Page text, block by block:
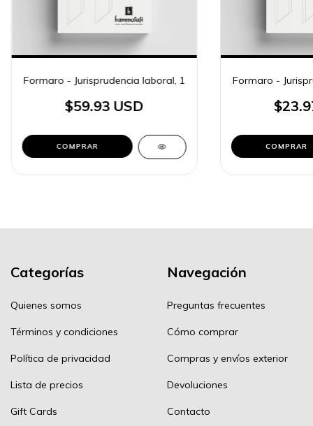
Formaro - Jurisprudencia laboral, 1
$59.93 USD
COMPRAR
Formaro -
COMPRAR
Categorías
Quienes somos
Términos y condiciones
Política de privacidad
Lista de precios
Gift Cards
Navegación
Preguntas frecuentes
Cómo comprar
Compras y envíos exterior
Devoluciones
Contacto